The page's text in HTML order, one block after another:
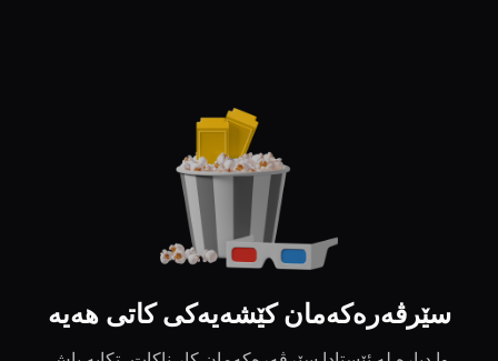
سێرڤەرەکەمان کێشەیەکی کاتی هەیە